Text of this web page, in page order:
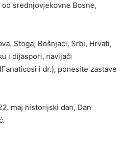
srednjovjekovne Bosne,
Stoga, Bošnjaci, Srbi, Hrvati,
i dijaspori, navijači
i dr.), ponesite zastave
maj historijski dan, Dan